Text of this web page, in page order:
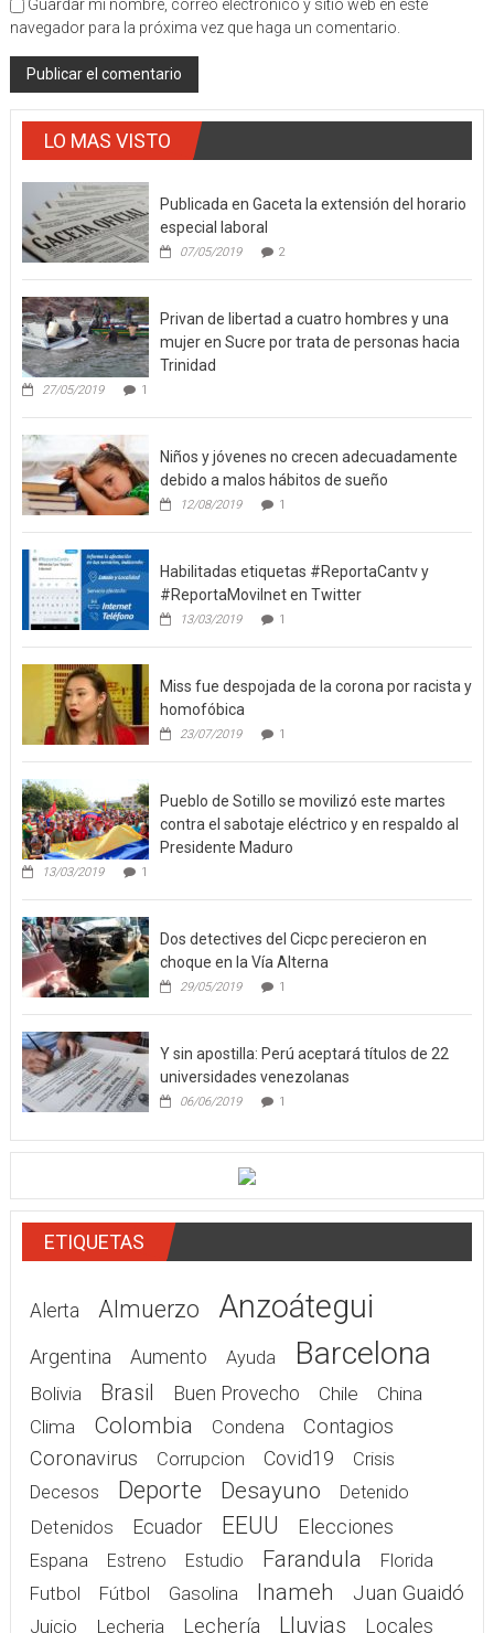
Guardar mi nombre, correo electrónico y sitio web en este
navegador para la próxima vez que haga un comentario.
LO MAS VISTO
Publicada en Gaceta la extensión del horario
especial laboral
07/05/2019 2
Privan de libertad a cuatro hombres y una
mujer en Sucre por trata de personas hacia
Trinidad
27/05/2019 1
Niños y jóvenes no crecen adecuadamente
debido a malos hábitos de sueño
12/08/2019 1
Habilitadas etiquetas #ReportaCantv y
#ReportaMovilnet en Twitter
13/03/2019 1
Miss fue despojada de la corona por racista y
homofóbica
23/07/2019 1
Pueblo de Sotillo se movilizó este martes
contra el sabotaje eléctrico y en respaldo al
Presidente Maduro
13/03/2019 1
Dos detectives del Cicpc perecieron en
choque en la Vía Alterna
29/05/2019 1
Y sin apostilla: Perú aceptará títulos de 22
universidades venezolanas
06/06/2019 1
ETIQUETAS
Alerta Almuerzo Anzoátegui
Argentina Aumento Ayuda Barcelona
Bolivia Brasil Buen Provecho Chile
China
Clima
Colombia Condena
Contagios
Coronavirus
Corrupcion Covid19
Crisis
Decesos
Deporte Desayuno Detenido
Detenidos Ecuador EEUU Elecciones
Espana Estreno Estudio Farandula
Florida
Futbol
Fútbol Gasolina Inameh Juan Guaidó
Juicio Lecheria Lechería Lluvias Locales